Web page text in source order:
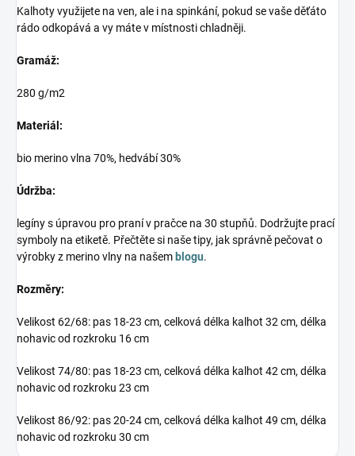
Kalhoty využijete na ven, ale i na spinkání, pokud se vaše děťáto
rádo odkopává a vy máte v místnosti chladněji.
Gramáž:
280 g/m2
Materiál:
bio merino vlna 70%, hedvábí 30%
Údržba:
legíny s úpravou pro praní v pračce na 30 stupňů. Dodržujte prací
symboly na etiketě. Přečtěte si naše tipy, jak správně pečovat o
výrobky z merino vlny na našem blogu.
Rozměry:
Velikost 62/68: pas 18-23 cm, celková délka kalhot 32 cm, délka
nohavic od rozkroku 16 cm
Velikost 74/80: pas 18-23 cm, celková délka kalhot 42 cm, délka
nohavic od rozkroku 23 cm
Velikost 86/92: pas 20-24 cm, celková délka kalhot 49 cm, délka
nohavic od rozkroku 30 cm